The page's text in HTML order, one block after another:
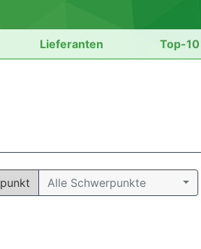
Lieferanten Top-10
Alle Schwerpunkte